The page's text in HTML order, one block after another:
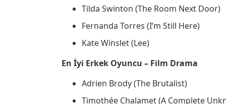
Tilda Swinton (The Room Next Door)
Fernanda Torres (I’m Still Here)
Kate Winslet (Lee)
En İyi Erkek Oyuncu – Film Drama
Adrien Brody (The Brutalist)
Timothée Chalamet (A Complete